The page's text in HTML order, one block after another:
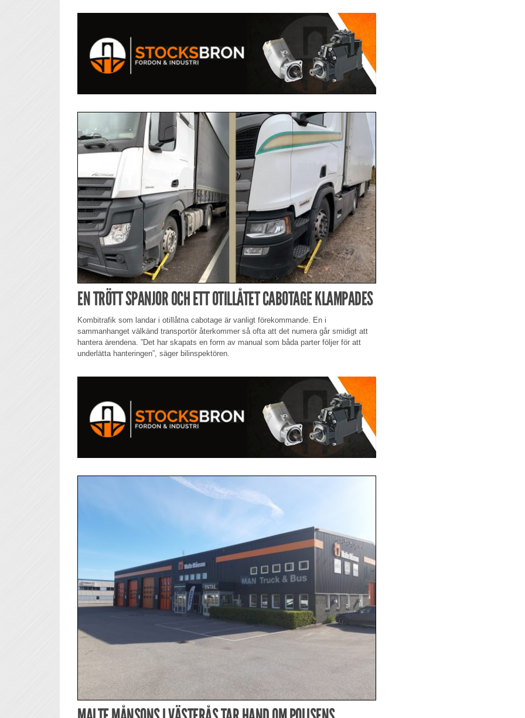
EN TRÖTT SPANJOR OCH ETT OTILLÅTET CABOTAGE KLAMPADES
Kombitrafik som landar i otillåtna cabotage är vanligt förekommande. En i
sammanhanget välkänd transportör återkommer så ofta att det numera går smidigt att
hantera ärendena. ”Det har skapats en form av manual som båda parter följer för att
underlätta hanteringen”, säger bilinspektören.